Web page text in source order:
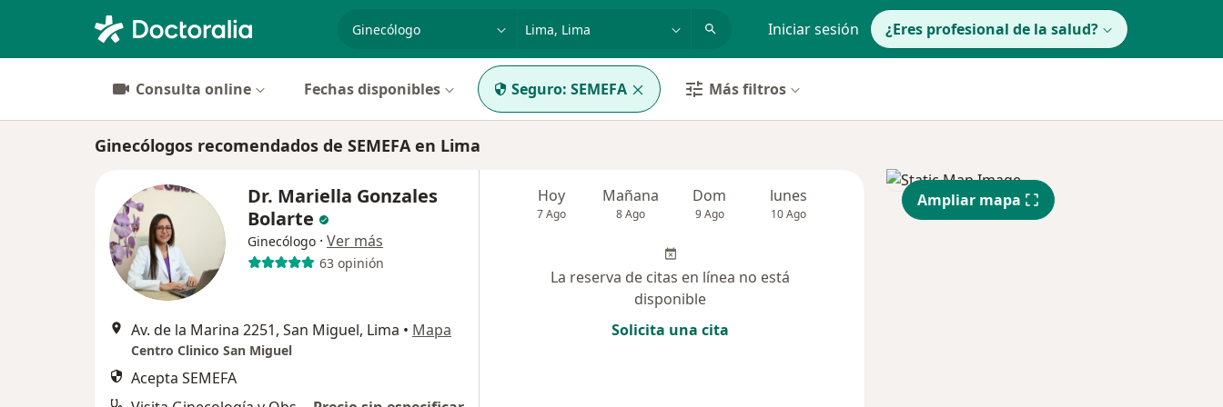
especialidad, enfermedad o nombre Iniciar sesión ¿Eres profesional de la salud?
Consulta online Fechas disponibles Seguro: SEMEFA Más filtros
Ginecólogos recomendados de SEMEFA en Lima
Dr. Mariella Gonzales
Bolarte
Ginecólogo · Ver más
63 opinión
Av. de la Marina 2251, San Miguel, Lima • Mapa
Centro Clinico San Miguel
Acepta SEMEFA
Hoy
7 Ago
Mañana
8 Ago
Dom
9 Ago
lunes
10 Ago
Mié
12 Ago
Jue
13 Ago
La reserva de citas en línea no está
disponible
Solicita una cita
Ampliar mapa